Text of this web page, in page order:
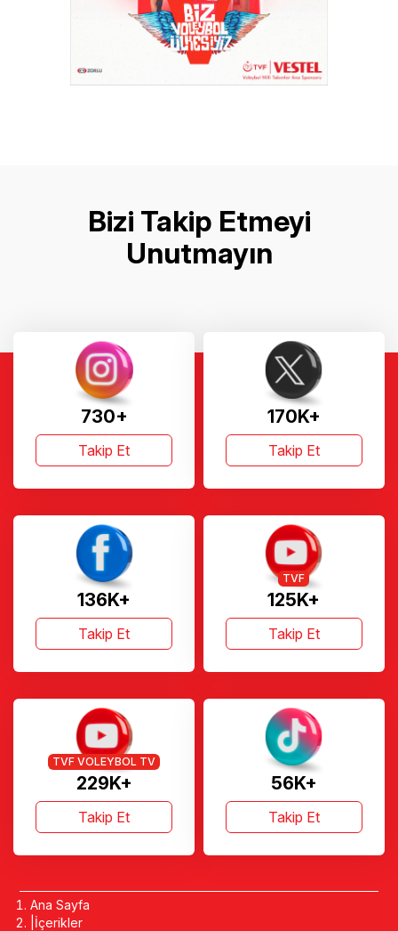
Bizi Takip Etmeyi
Unutmayın
730+
Takip Et
170K+
Takip Et
136K+
Takip Et
125K+
TVF
Takip Et
229K+
TVF VOLEYBOL TV
Takip Et
56K+
Takip Et
Ana Sayfa
İçerikler